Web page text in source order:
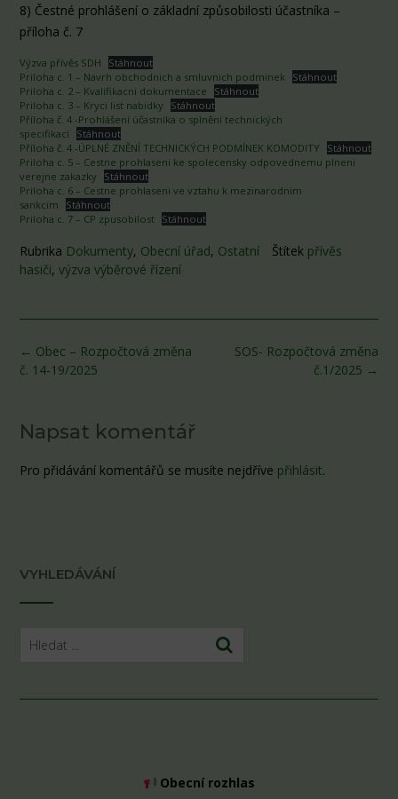
8) Čestné prohlášení o základní způsobilosti účastníka –
příloha č. 7
Výzva přívěs SDH
Stáhnout
Priloha c. 1 – Navrh obchodnich a smluvnich podminek Stáhnout
Priloha c. 2 – Kvalifikacni dokumentace
Stáhnout
Priloha c. 3 – Kryci list nabidky Stáhnout
Příloha č. 4 -Prohlášení účastníka o splnění technických
specifikací Stáhnout
Příloha č. 4 -ÚPLNÉ ZNĚNÍ TECHNICKÝCH PODMÍNEK KOMODITY
Stáhnout
Priloha c. 5 – Cestne prohlaseni ke spolecensky odpovednemu plneni
verejne zakazky Stáhnout
Priloha c. 6 – Cestne prohlaseni ve vztahu k mezinarodnim
sankcim
Stáhnout
Priloha c. 7 – CP zpusobilost Stáhnout
Rubrika Dokumenty, Obecní úřad, Ostatní Štítek přívěs
hasiči, výzva výběrové řízení
Post
navigation
SOS- Rozpočtová změna
č.1/2025 →
← Obec – Rozpočtová změna
č. 14-19/2025
Napsat komentář
Pro přidávání komentářů se musíte nejdříve přihlásit.
VYHLEDÁVÁNÍ
Obecní rozhlas